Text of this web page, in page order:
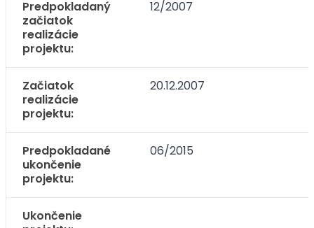
Predpokladaný
začiatok
realizácie
projektu:
12/2007
Začiatok
realizácie
projektu:
20.12.2007
Predpokladané
ukončenie
projektu:
06/2015
Ukončenie